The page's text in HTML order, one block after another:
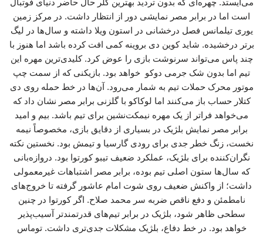
می‌ایستد. چهره‌ای که بدون تردید بهترین گلر حال حاضر دنیای فوتبال
است اما در برابر مصر نمایشی دور از انتظار داشت. در مرکز زمین
یوری تیلمانس فصل درخشانی در استون ویلا داشته و سال‌ها در لیگ
برتر درخشیده. شاید کوین دی بروینه کمی افت کرده باشد اما هنوز با
چند پاس می‌تواند سرنوشت بازی را عوض کرد. کلیدی‌ترین مهره این
تیم اما بدون شک جرمی دوکو خواهد بود. بازیکنی که از سمت چپ
موتور محرک حملات تیم به شمار می‌رود. آن‌ها در خط حمله روی دی
کتلار حساب باز می‌کنند اما لوکاکو با گلزنی برابر مصر نشان داد که
می‌خواهد فراتر از یک مهره نیمکت‌نشین برای تیم باشد. بیم و امید
برابر مصر نمایش بلژیک در بسیاری از دقایق بازی، مخصوصاً نیمه
نخست، زنگ خطر جدی برای رودی گارسیا و تیمش بود. نخستین نکته
نگران‌کننده برای بلژیک، عملکرد ضعیف تیبو کورتوا بود. دروازه‌بانی
که سال‌ها ستون اصلی تیم بوده، برابر مصر اشتباهات غیرمعمولی
داشت؛ از واکنش ضعیف روی شوت امام عاشور گرفته تا خروج‌های
نامطمئن و دفع ناقص ضربه سر محمد صلاح. اگر کورتوا در چنین
سطحی ظاهر شود، بلژیک در برابر تیم‌های قدرتمندتر آسیب‌پذیر
خواهد بود. در خط دفاع، بلژیک مشکلات جدی‌تری داشت. توماس